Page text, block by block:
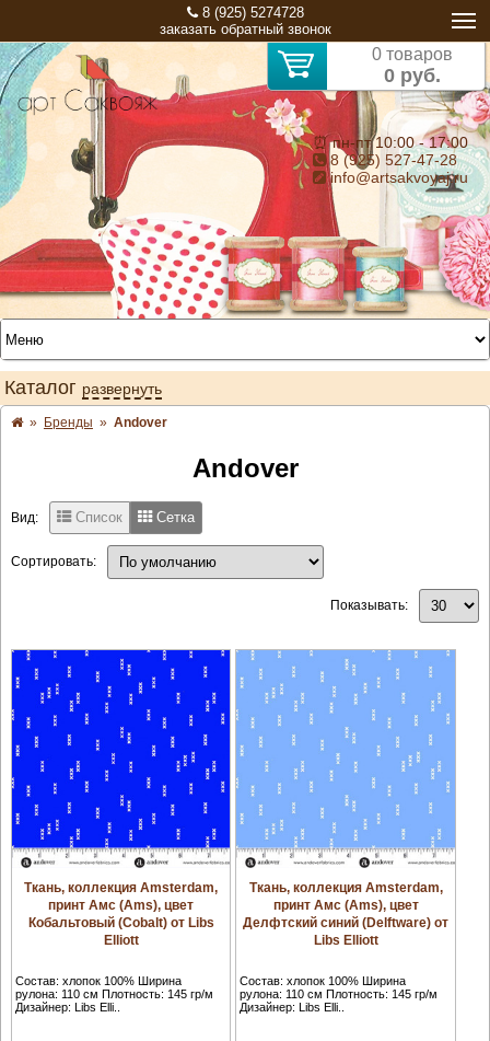
8 (925) 5274728
заказать обратный звонок
0 товаров
0 руб.
⏰ пн-пт 10:00 - 17:00
8 (925) 527-47-28
info@artsakvoyaj.ru
Каталог развернуть
» Бренды » Andover
Andover
Вид: Список Сетка
Сортировать:
Показывать:
Ткань, коллекция Amsterdam,
принт Амс (Ams), цвет
Кобальтовый (Cobalt) от Libs
Elliott
Состав: хлопок 100% Ширина
рулона: 110 см Плотность: 145 гр/м
Дизайнер: Libs Elli..
Ткань, коллекция Amsterdam,
принт Амс (Ams), цвет
Делфтский синий (Delftware) от
Libs Elliott
Состав: хлопок 100% Ширина
рулона: 110 см Плотность: 145 гр/м
Дизайнер: Libs Elli..